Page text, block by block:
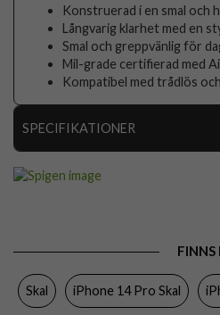
Konstruerad i en smal och
Långvarig klarhet med en
Smal och greppvänlig för
Mil-grade certifierad med
Kompatibel med trådlös
SPECIFIKATIONER
Färg
FINNS I
Skal iPhone 14 Pro Skal